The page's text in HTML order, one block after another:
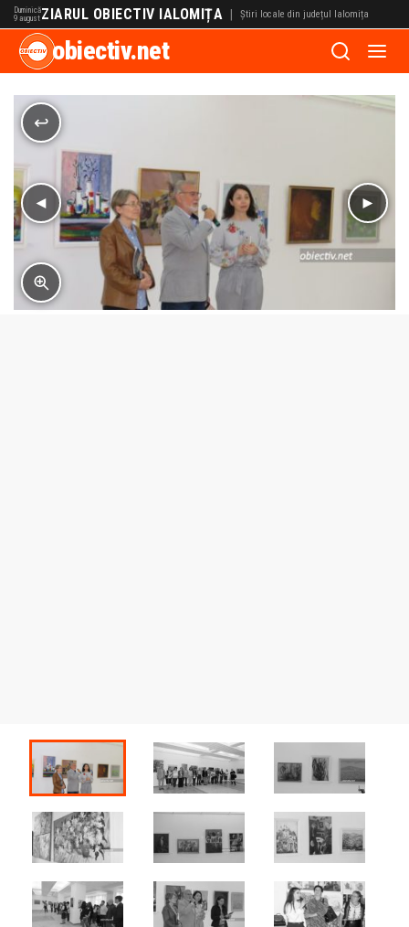
Duminică
9 august ZIARUL OBIECTIV IALOMIȚA | Știri locale din județul Ialomița
obiectiv.net